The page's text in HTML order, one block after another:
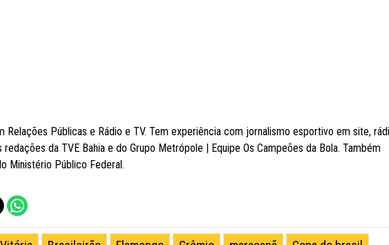
Relações Públicas e Rádio e TV. Tem experiência com jornalismo esportivo em site,
da TVE Bahia e do Grupo Metrópole | Equipe Os Campeões da Bola. Também
Ministério Público Federal.